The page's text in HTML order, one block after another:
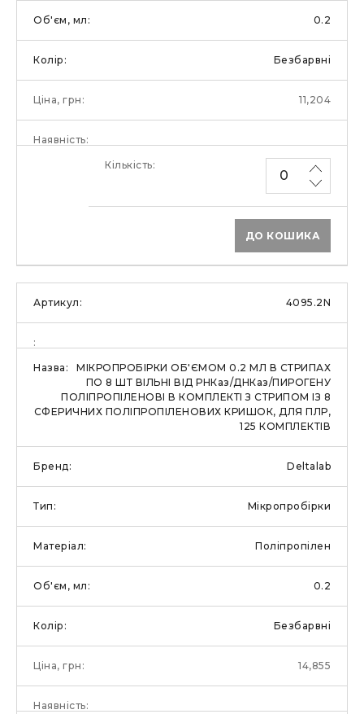
0.2
Безбарвні
11,204
ДО КОШИКА
4095.2N
МІКРОПРОБІРКИ ОБ'ЄМОМ 0.2 МЛ В СТРИПАХ
ПО 8 ШТ ВІЛЬНІ ВІД РНКаз/ДНКаз/ПИРОГЕНУ
ПОЛІПРОПІЛЕНОВІ В КОМПЛЕКТІ З СТРИПОМ ІЗ 8
СФЕРИЧНИХ ПОЛІПРОПІЛЕНОВИХ КРИШОК, ДЛЯ ПЛР,
125 КОМПЛЕКТІВ
Deltalab
Мікропробірки
Поліпропілен
0.2
Безбарвні
14,855